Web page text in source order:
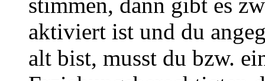
aktiviert ist und du
alt bist, musst du bzw.